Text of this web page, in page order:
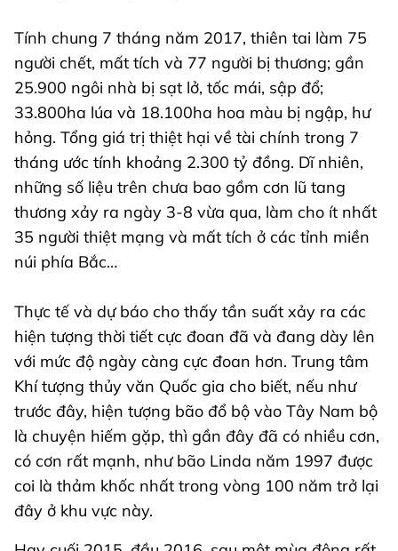
Tính chung 7 tháng năm 2017, thiên tai làm 75
người chết, mất tích và 77 người bị thương; gần
25.900 ngôi nhà bị sạt lở, tốc mái, sập đổ;
33.800ha lúa và 18.100ha hoa màu bị ngập, hư
hỏng. Tổng giá trị thiệt hại về tài chính trong 7
tháng ước tính khoảng 2.300 tỷ đồng. Dĩ nhiên,
những số liệu trên chưa bao gồm cơn lũ tang
thương xảy ra ngày 3-8 vừa qua, làm cho ít nhất
35 người thiệt mạng và mất tích ở các tỉnh miền
núi phía Bắc…
Thực tế và dự báo cho thấy tần suất xảy ra các
hiện tượng thời tiết cực đoan đã và đang dày lên
với mức độ ngày càng cực đoan hơn. Trung tâm
Khí tượng thủy văn Quốc gia cho biết, nếu như
trước đây, hiện tượng bão đổ bộ vào Tây Nam bộ
là chuyện hiếm gặp, thì gần đây đã có nhiều cơn,
có cơn rất mạnh, như bão Linda năm 1997 được
coi là thảm khốc nhất trong vòng 100 năm trở lại
đây ở khu vực này.